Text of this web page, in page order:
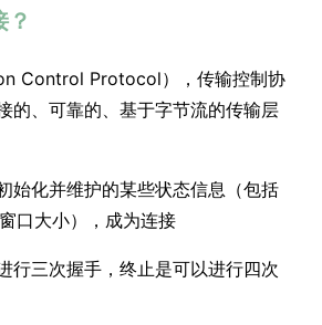
？
Control Protocol），传输控制协
的、可靠的、基于字节流的传输层
始化并维护的某些状态信息（包括
口大小），成为连接
行三次握手，终止是可以进行四次